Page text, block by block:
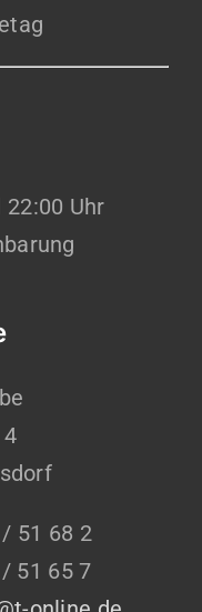
Uhr
51 68 2
51 65 7